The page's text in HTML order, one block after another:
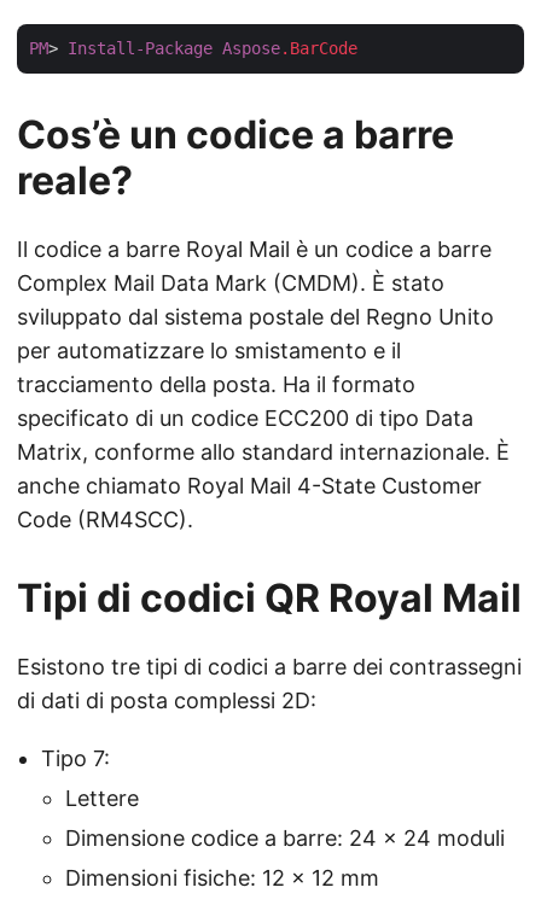
PM> Install-Package Aspose.BarCode
Cos’è un codice a barre
reale?
Il codice a barre Royal Mail è un codice a barre
Complex Mail Data Mark (CMDM). È stato
sviluppato dal sistema postale del Regno Unito
per automatizzare lo smistamento e il
tracciamento della posta. Ha il formato
specificato di un codice ECC200 di tipo Data
Matrix, conforme allo standard internazionale. È
anche chiamato Royal Mail 4-State Customer
Code (RM4SCC).
Tipi di codici QR Royal Mail
Esistono tre tipi di codici a barre dei contrassegni
di dati di posta complessi 2D:
Tipo 7:
Lettere
Dimensione codice a barre: 24 × 24 moduli
Dimensioni fisiche: 12 × 12 mm